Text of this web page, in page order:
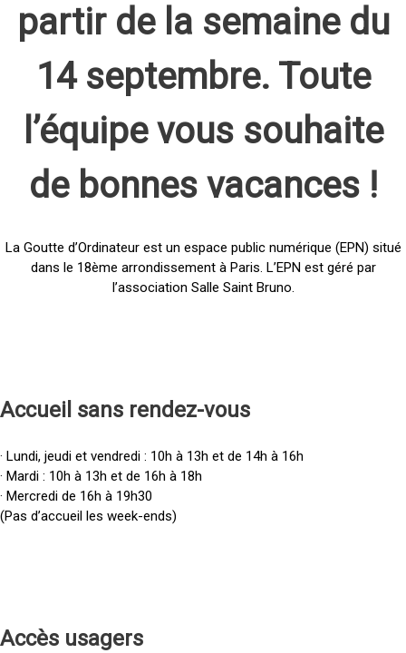
partir de la semaine du
14 septembre. Toute
l’équipe vous souhaite
de bonnes vacances !
La Goutte d’Ordinateur est un espace public numérique (EPN) situé
dans le 18ème arrondissement à Paris. L’EPN est géré par
l’association Salle Saint Bruno.
Accueil sans rendez-vous
· Lundi, jeudi et vendredi : 10h à 13h et de 14h à 16h
· Mardi : 10h à 13h et de 16h à 18h
· Mercredi de 16h à 19h30
(Pas d’accueil les week-ends)
Accès usagers